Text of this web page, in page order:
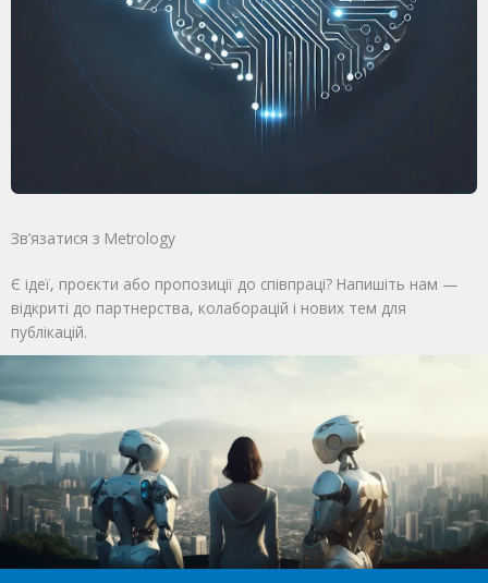
Зв’язатися з Metrology
Є ідеї, проєкти або пропозиції до співпраці? Напишіть нам —
відкриті до партнерства, колаборацій і нових тем для
публікацій.